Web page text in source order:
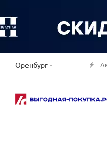
Оренбург